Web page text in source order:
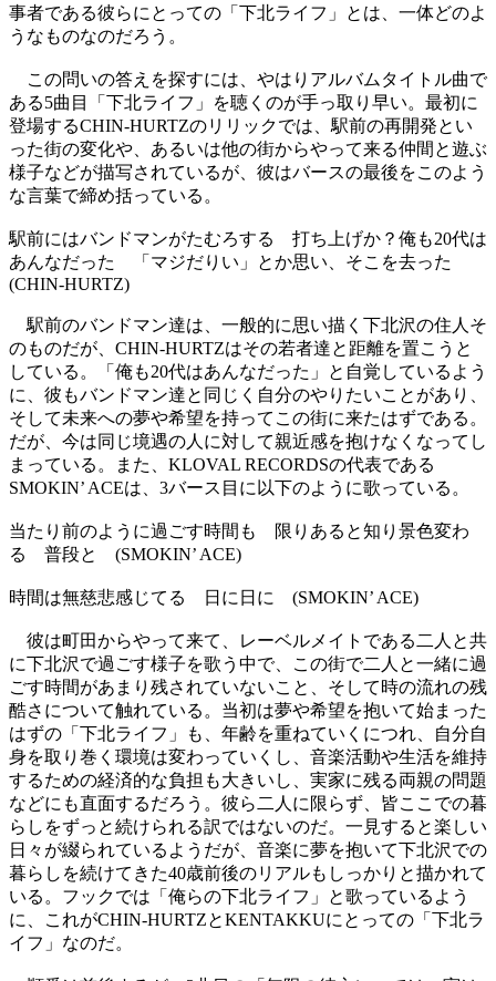
事者である彼らにとっての「下北ライフ」とは、一体どのよ
うなものなのだろう。
この問いの答えを探すには、やはりアルバムタイトル曲で
ある5曲目「下北ライフ」を聴くのが手っ取り早い。最初に
登場するCHIN-HURTZのリリックでは、駅前の再開発とい
った街の変化や、あるいは他の街からやって来る仲間と遊ぶ
様子などが描写されているが、彼はバースの最後をこのよう
な言葉で締め括っている。
駅前にはバンドマンがたむろする 打ち上げか？俺も20代は
あんなだった 「マジだりい」とか思い、そこを去った
(CHIN-HURTZ)
駅前のバンドマン達は、一般的に思い描く下北沢の住人そ
のものだが、CHIN-HURTZはその若者達と距離を置こうと
している。「俺も20代はあんなだった」と自覚しているよう
に、彼もバンドマン達と同じく自分のやりたいことがあり、
そして未来への夢や希望を持ってこの街に来たはずである。
だが、今は同じ境遇の人に対して親近感を抱けなくなってし
まっている。また、KLOVAL RECORDSの代表である
SMOKIN’ ACEは、3バース目に以下のように歌っている。
当たり前のように過ごす時間も 限りあると知り景色変わ
る 普段と (SMOKIN’ ACE)
時間は無慈悲感じてる 日に日に (SMOKIN’ ACE)
彼は町田からやって来て、レーベルメイトである二人と共
に下北沢で過ごす様子を歌う中で、この街で二人と一緒に過
ごす時間があまり残されていないこと、そして時の流れの残
酷さについて触れている。当初は夢や希望を抱いて始まった
はずの「下北ライフ」も、年齢を重ねていくにつれ、自分自
身を取り巻く環境は変わっていくし、音楽活動や生活を維持
するための経済的な負担も大きいし、実家に残る両親の問題
などにも直面するだろう。彼ら二人に限らず、皆ここでの暮
らしをずっと続けられる訳ではないのだ。一見すると楽しい
日々が綴られているようだが、音楽に夢を抱いて下北沢での
暮らしを続けてきた40歳前後のリアルもしっかりと描かれて
いる。フックでは「俺らの下北ライフ」と歌っているよう
に、これがCHIN-HURTZとKENTAKKUにとっての「下北ラ
イフ」なのだ。